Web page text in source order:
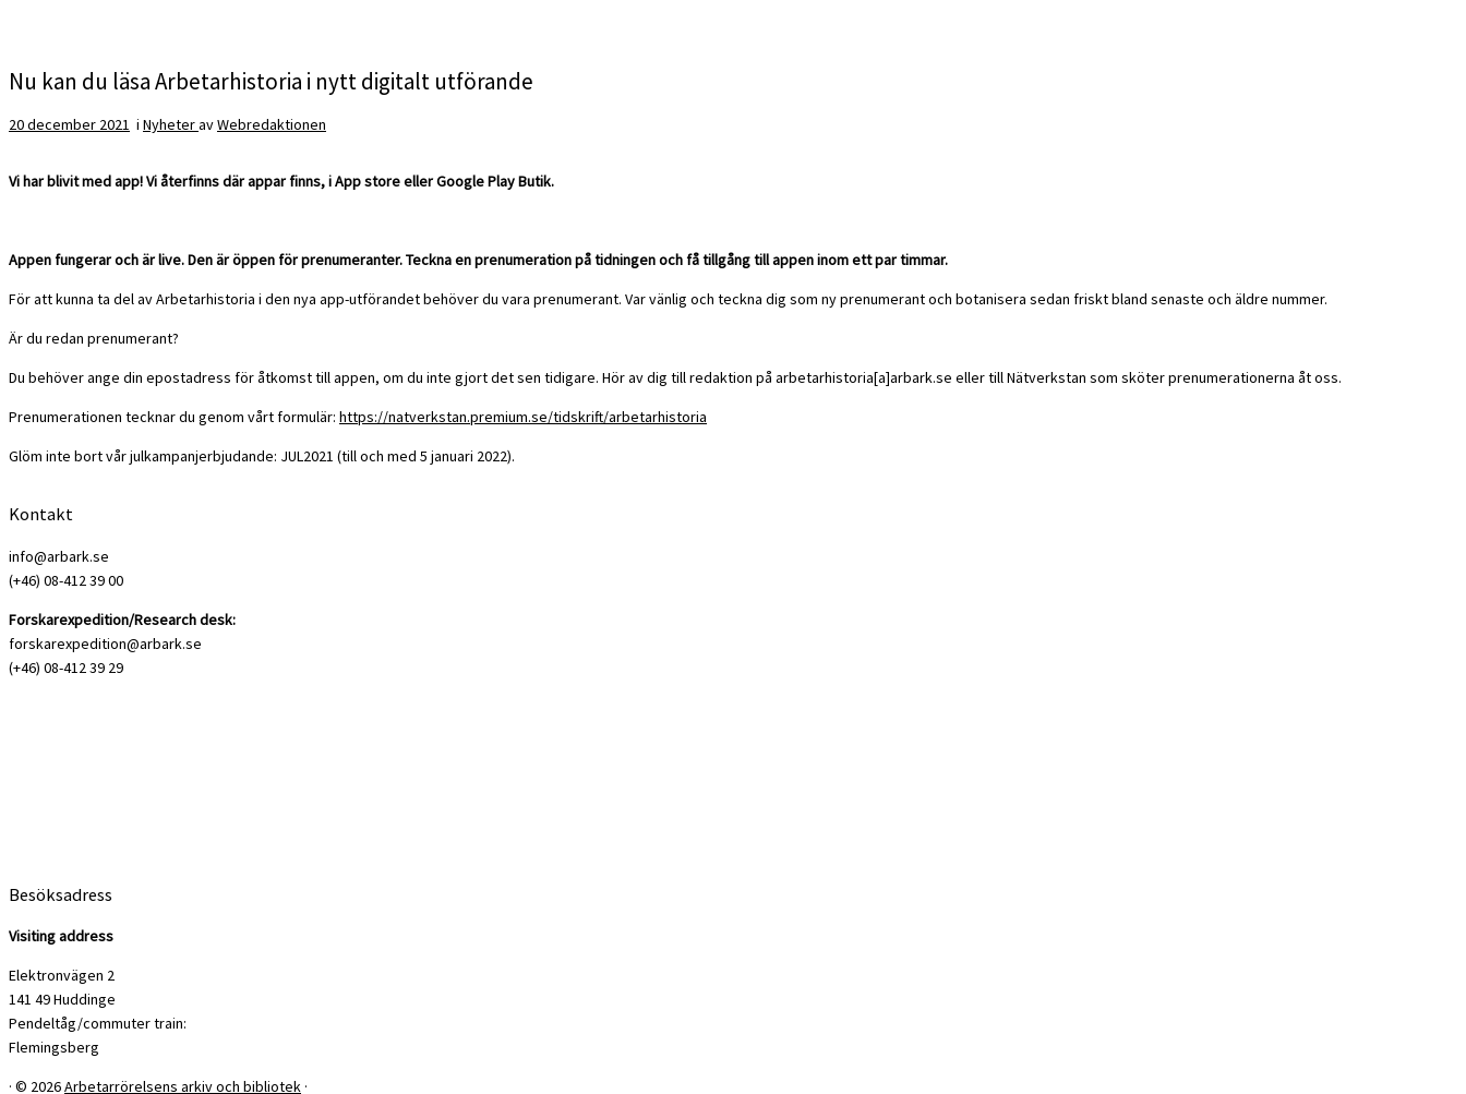
Nu kan du läsa Arbetarhistoria i nytt digitalt utförande
20 december 2021 i NyheteravWebredaktionen
Vi har blivit med app! Vi återfinns där appar finns, i App store eller Google Play Butik.
Appen fungerar och är live. Den är öppen för prenumeranter. Teckna en prenumeration på tidningen och få tillgång till appen inom ett par timmar.
För att kunna ta del av Arbetarhistoria i den nya app-utförandet behöver du vara prenumerant. Var vänlig och teckna dig som ny prenumerant och botanisera sedan friskt bland senaste och äldre nummer.
Är du redan prenumerant?
Du behöver ange din epostadress för åtkomst till appen, om du inte gjort det sen tidigare. Hör av dig till redaktion på arbetarhistoria[a]arbark.se eller till Nätverkstan som sköter prenumerationerna åt oss.
Prenumerationen tecknar du genom vårt formulär: https://natverkstan.premium.se/tidskrift/arbetarhistoria
Glöm inte bort vår julkampanjerbjudande: JUL2021 (till och med 5 januari 2022).
Kontakt
info@arbark.se
(+46) 08-412 39 00
Forskarexpedition/Research desk:
forskarexpedition@arbark.se
(+46) 08-412 39 29
Besöksadress
Visiting address
Elektronvägen 2
141 49 Huddinge
Pendeltåg/commuter train:
Flemingsberg
· © 2026Arbetarrörelsens arkiv och bibliotek ·